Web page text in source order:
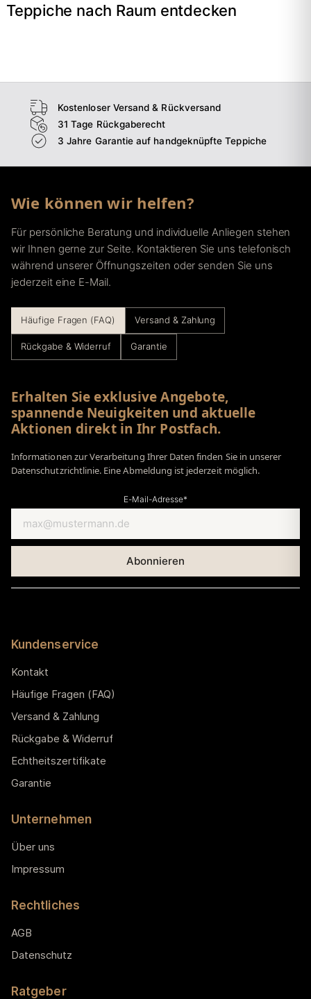
Teppiche nach Raum entdecken
Wohnzimmer
Kostenloser Versand & Rückversand
31 Tage Rückgaberecht
3 Jahre Garantie auf handgeknüpfte Teppiche
Wie können wir helfen?
Für persönliche Beratung und individuelle Anliegen stehen
wir Ihnen gerne zur Seite. Kontaktieren Sie uns telefonisch
während unserer Öffnungszeiten oder senden Sie uns
jederzeit eine E-Mail.
Häufige Fragen (FAQ) Versand & Zahlung
Rückgabe & Widerruf Garantie
Erhalten Sie exklusive Angebote,
spannende Neuigkeiten und aktuelle
Aktionen direkt in Ihr Postfach.
Informationen zur Verarbeitung Ihrer Daten finden Sie in unserer
Datenschutzrichtlinie. Eine Abmeldung ist jederzeit möglich.
E-Mail-Adresse*
Kundenservice
Kontakt
Häufige Fragen (FAQ)
Versand & Zahlung
Rückgabe & Widerruf
Echtheitszertifikate
Garantie
Unternehmen
Über uns
Impressum
Rechtliches
AGB
Datenschutz
Ratgeber